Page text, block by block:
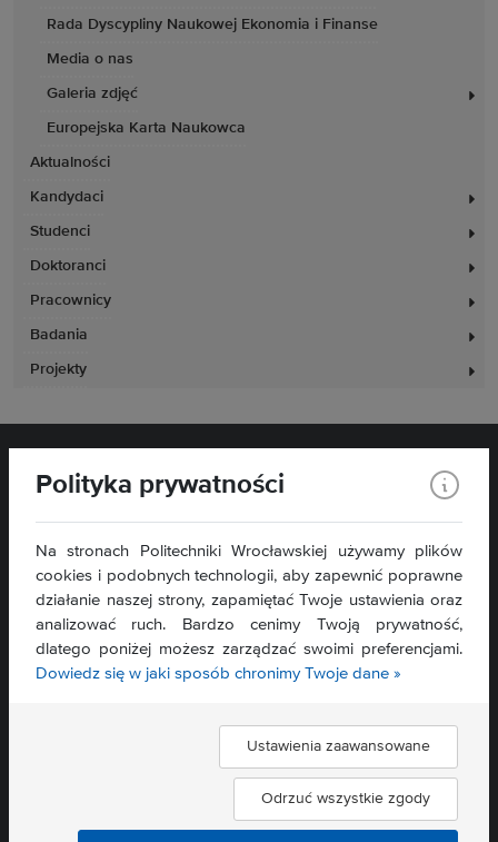
Rada Dyscypliny Naukowej Ekonomia i Finanse
Media o nas
Galeria zdjęć
Europejska Karta Naukowca
Aktualności
Kandydaci
Studenci
Doktoranci
Pracownicy
Badania
Projekty
Wydział Zarządzania
50-371 Wrocław
Mapa serwisu »
Polityka prywatności
Na stronach Politechniki Wrocławskiej używamy plików
cookies i podobnych technologii, aby zapewnić poprawne
działanie naszej strony, zapamiętać Twoje ustawienia oraz
analizować ruch. Bardzo cenimy Twoją prywatność,
dlatego poniżej możesz zarządzać swoimi preferencjami.
Dowiedz się w jaki sposób chronimy Twoje dane »
Ustawienia zaawansowane
Odrzuć wszystkie zgody